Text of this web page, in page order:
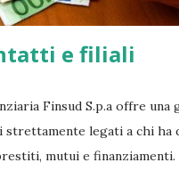
e filiali
Finsud S.p.a offre una
legati a chi ha
mutui e finanziamenti.